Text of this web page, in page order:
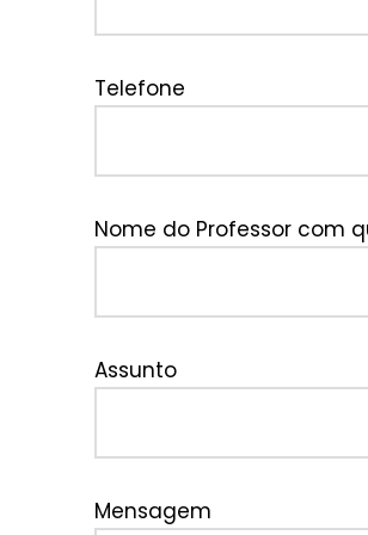
Telefone
Nome do Professor com
Assunto
Mensagem